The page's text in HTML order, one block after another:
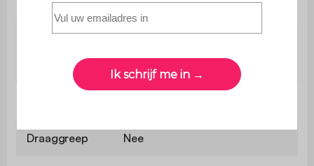
Nee / 2 onderste planken: L
Draaggreep Nee